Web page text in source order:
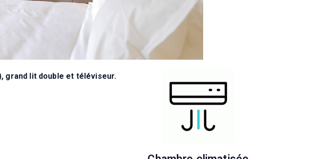
grand lit double et téléviseur.